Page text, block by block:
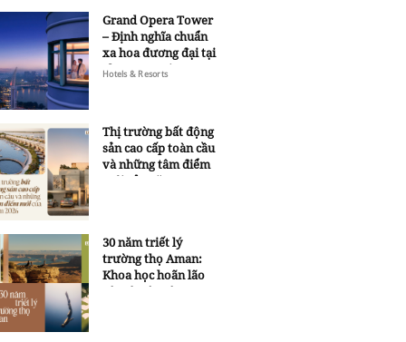
Grand Opera Tower
– Định nghĩa chuẩn
xa hoa đương đại tại
Sheraton Saigon
Hotels & Resorts
Thị trường bất động
sản cao cấp toàn cầu
và những tâm điểm
mới của năm 2026
30 năm triết lý
trường thọ Aman:
Khoa học hoãn lão
và trí tuệ ngàn xưa